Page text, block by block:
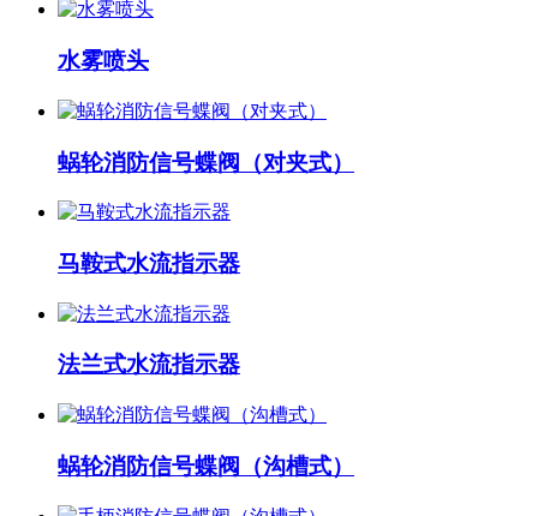
水雾喷头
蜗轮消防信号蝶阀（对夹式）
马鞍式水流指示器
法兰式水流指示器
蜗轮消防信号蝶阀（沟槽式）